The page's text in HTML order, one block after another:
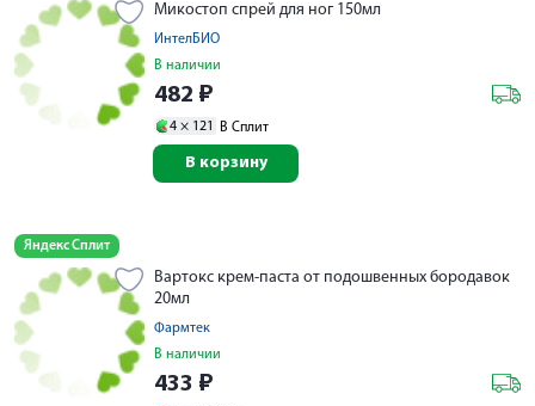
Микостоп спрей для ног 150мл
ИнтелБИО
В наличии
482 ₽
4 × 121 В Сплит
В корзину
Яндекс Сплит
Вартокс крем-паста от подошвенных бородавок
20мл
Фармтек
В наличии
433 ₽